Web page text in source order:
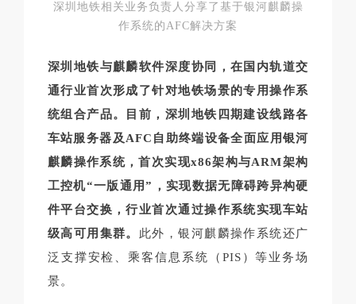
深圳地铁相关业务负责人分享了基于银河麒麟操
作系统的AFC解决方案
深圳地铁与麒麟软件深度协同，在国内轨道交
通行业首次形成了针对地铁场景的专用操作系
统组合产品。目前，深圳地铁四期建设线路各
车站服务器及AFC自助终端设备全面应用银河
麒麟操作系统，首次实现x86架构与ARM架构
工控机“一版通用”，实现数据无障碍跨异构硬
件平台交换，行业首次通过操作系统实现车站
级高可用集群。 此外，银河麒麟操作系统还广
泛支撑安检、乘客信息系统（PIS）等业务场
景。